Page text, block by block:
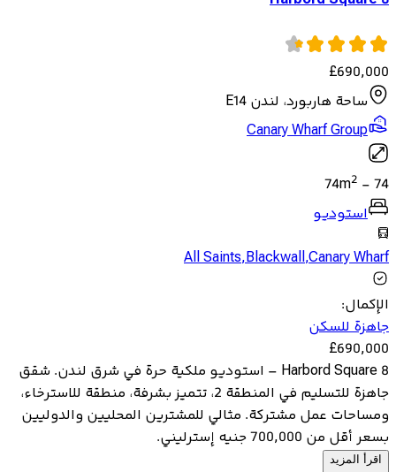
£690,000
ساحة هاربورد، لندن E14
Canary Wharf Group
74
-
74m2
استوديو
All Saints,Blackwall,Canary Wharf
الإكمال:
جاهزة للسكن
£690,000
8 Harbord Square – استوديو ملكية حرة في شرق لندن. شقق
جاهزة للتسليم في المنطقة 2، تتميز بشرفة، منطقة للاسترخاء،
ومساحات عمل مشتركة. مثالي للمشترين المحليين والدوليين
بسعر أقل من 700,000 جنيه إسترليني.
اقرأ المزيد